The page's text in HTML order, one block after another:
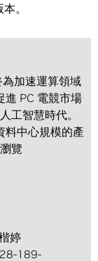
。
為加速運算領域
進 PC 電競市場
工智慧時代。
料中心規模的產
覽
婷
189-